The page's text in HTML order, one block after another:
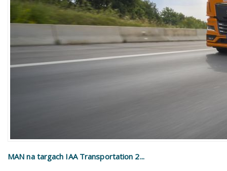
MAN na targach IAA Transportation 2...